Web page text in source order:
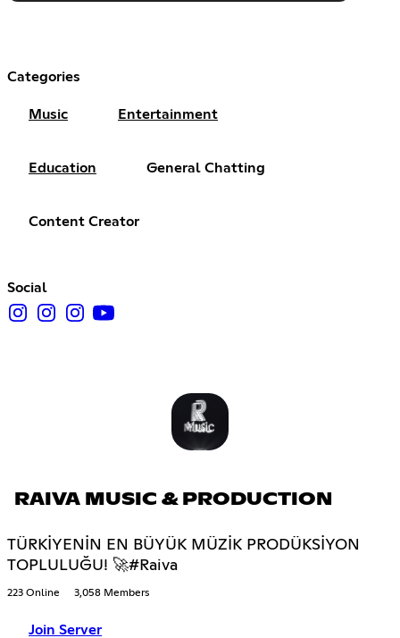
Categories
Music Entertainment
Education General Chatting
Content Creator
Social
RAIVA MUSIC & PRODUCTION
TÜRKİYENİN EN BÜYÜK MÜZİK PRODÜKSİYON
TOPLULUĞU! 🚀#Raiva
223 Online 3,058 Members
Join Server